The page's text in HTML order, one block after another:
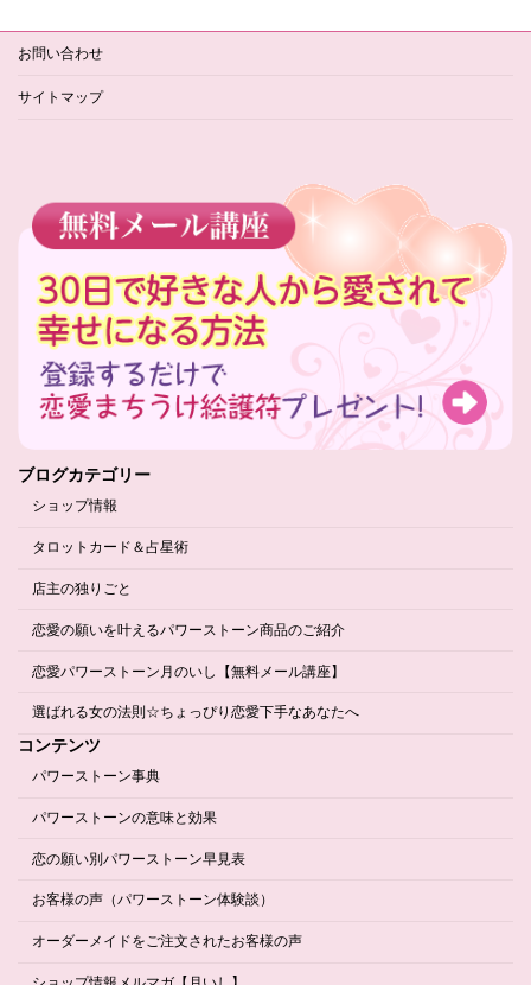
お問い合わせ
サイトマップ
ブログカテゴリー
ショップ情報
タロットカード＆占星術
店主の独りごと
恋愛の願いを叶えるパワーストーン商品のご紹介
恋愛パワーストーン月のいし【無料メール講座】
選ばれる女の法則☆ちょっぴり恋愛下手なあなたへ
コンテンツ
パワーストーン事典
パワーストーンの意味と効果
恋の願い別パワーストーン早見表
お客様の声（パワーストーン体験談）
オーダーメイドをご注文されたお客様の声